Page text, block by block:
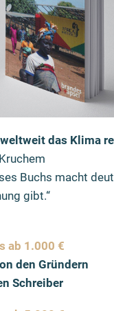
das Klima
Buchs macht
gibt.“
ab 1.000 €
den Gründern
Schreiber